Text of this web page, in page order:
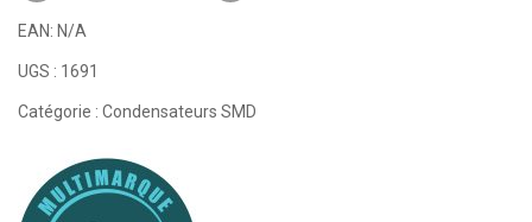
EAN: N/A
UGS : 1691
Catégorie : Condensateurs SMD